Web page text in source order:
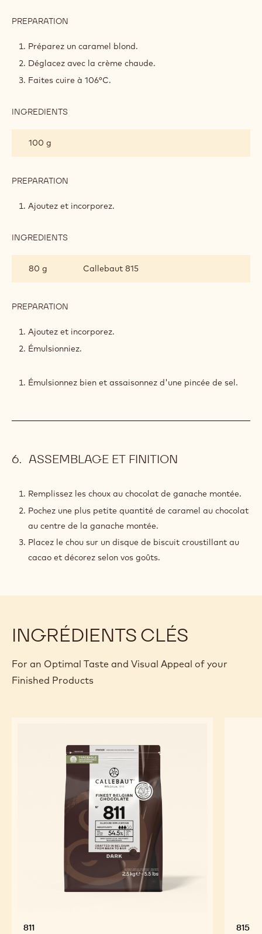
PREPARATION
AU
Préparez un caramel blond.
Déglacez avec la crème chaude.
Faites cuire à 106°C.
INGREDIENTS
100 g
PREPARATION
AU
CHOCOLAT
Ajoutez et incorporez.
INGREDIENTS
CHOCOLAT
80 g Callebaut 815
PREPARATION
AU
CHOCOLAT
Ajoutez et incorporez.
Émulsionniez.
Émulsionnez bien et assaisonnez d'une pincée de sel.
ASSEMBLAGE ET FINITION
Remplissez les choux au chocolat de ganache montée.
Pochez une plus petite quantité de caramel au chocolat
au centre de la ganache montée.
Placez le chou sur un disque de biscuit croustillant au
cacao et décorez selon vos goûts.
INGRÉDIENTS CLÉS
For an Optimal Taste and Visual Appeal of your
Finished Products
811 815